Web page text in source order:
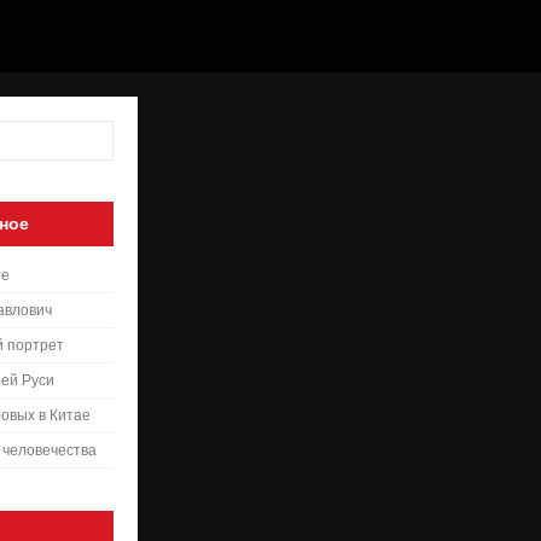
портрет
Руси
в Китае